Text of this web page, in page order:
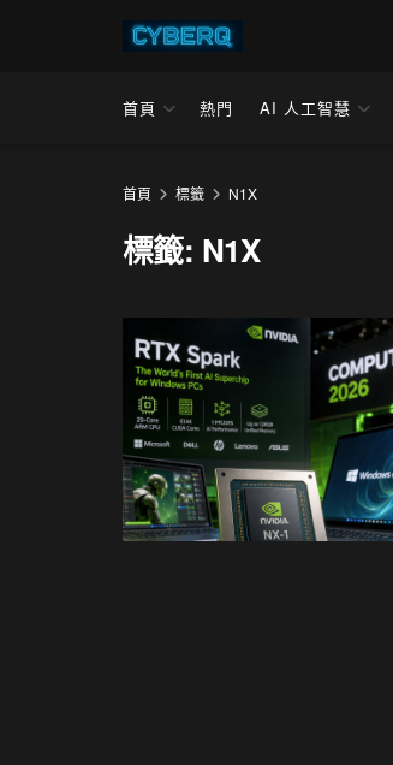
首頁 熱門 AI 人工智慧
首頁 標籤 N1X
標籤: N1X